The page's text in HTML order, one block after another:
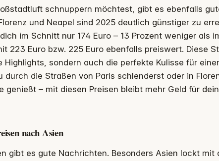
schnuppern möchtest, gibt es ebenfalls
und Neapel sind 2025 deutlich günstiger zu
im Schnitt nur 174 Euro – 13 Prozent weniger als
223 Euro bzw. 225 Euro ebenfalls preiswert. Diese
Highlights, sondern auch die perfekte Kulisse für
durch die Straßen von Paris schlenderst oder in
genießt – mit diesen Preisen bleibt mehr Geld für
nach Asien
gibt es gute Nachrichten. Besonders Asien lockt mit